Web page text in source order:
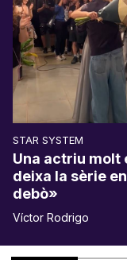
STAR SYSTEM
Una actriu molt
deixa la sèrie
debò»
Víctor Rodrigo